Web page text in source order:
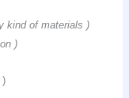
kind of materials )
)
)